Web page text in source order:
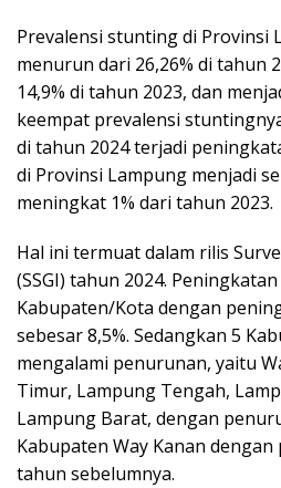
Prevalensi stunting di Provinsi
menurun dari 26,26% di tahun
14,9% di tahun 2023, dan
keempat prevalensi
di tahun 2024 terjadi
di Provinsi Lampung menjadi
meningkat 1% dari tahun 2023.
Hal ini termuat dalam rilis
(SSGI) tahun 2024.
Kabupaten/Kota dengan
sebesar 8,5%. Sedangkan 5
mengalami penurunan, yaitu
Timur, Lampung Tengah,
Lampung Barat, dengan
Kabupaten Way Kanan
tahun sebelumnya.